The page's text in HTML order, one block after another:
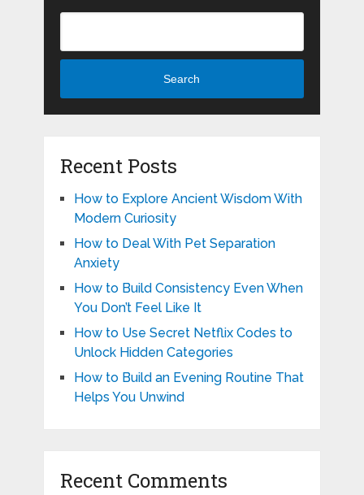
Search
Recent Posts
How to Explore Ancient Wisdom With
Modern Curiosity
How to Deal With Pet Separation
Anxiety
How to Build Consistency Even When
You Don’t Feel Like It
How to Use Secret Netflix Codes to
Unlock Hidden Categories
How to Build an Evening Routine That
Helps You Unwind
Recent Comments